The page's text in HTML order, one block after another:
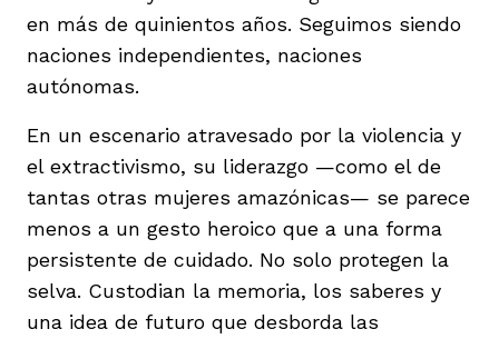
en más de quinientos años. Seguimos siendo
naciones independientes, naciones
autónomas.
En un escenario atravesado por la violencia y
el extractivismo, su liderazgo —como el de
tantas otras mujeres amazónicas— se parece
menos a un gesto heroico que a una forma
persistente de cuidado. No solo protegen la
selva. Custodian la memoria, los saberes y
una idea de futuro que desborda las